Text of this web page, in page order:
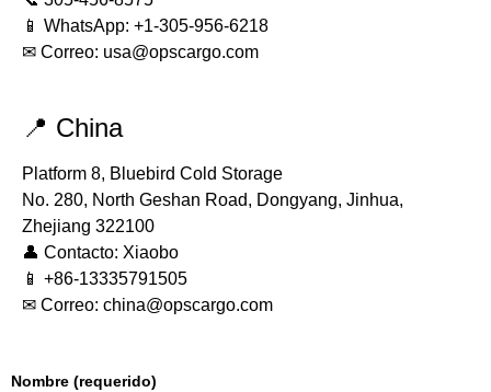
📱 WhatsApp: ‪+1-305-956-6218‬
✉ Correo: usa@opscargo.com
📍 China
Platform 8, Bluebird Cold Storage
No. 280, North Geshan Road, Dongyang, Jinhua,
Zhejiang 322100
👤 Contacto: Xiaobo
📱 ‪+86-13335791505
✉ Correo: china@opscargo.com
Nombre (requerido)